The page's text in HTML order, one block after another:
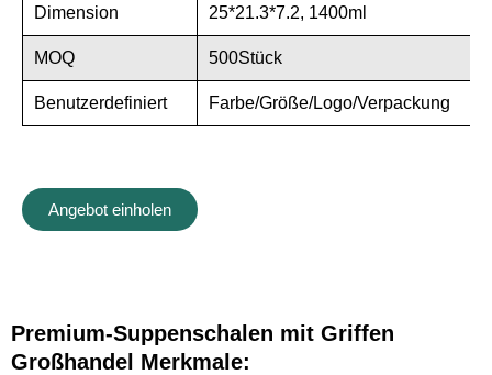
Dimension 25*21.3*7.2, 1400ml
MOQ 500Stück
Benutzerdefiniert Farbe/Größe/Logo/Verpackung
Angebot einholen
Premium-Suppenschalen mit Griffen
Großhandel Merkmale: